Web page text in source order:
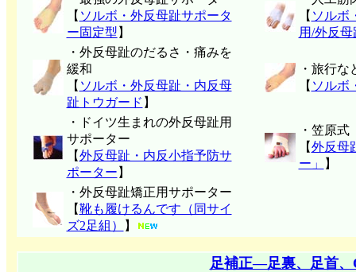
【 ソルボ・外反母趾サポータ
ー固定型 】
【 ソルボ
用/外反
・外反母趾のだるさ・痛みを
緩和
【 ソルボ・外反母趾・内反母
趾トウガード 】
・旅行な
【 ソルボ
・ドイツ生まれの外反母趾用
サポーター
【外反母趾・内反小指予防サ
ポーター 】
・笠原式
【外反母
ー」
】
・外反母趾矯正用サポーター
【靴も履けるんです（同サイ
ズ2足組）
】
足補正―足裏、足首